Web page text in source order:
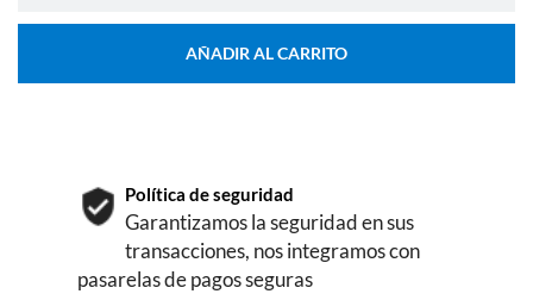
AÑADIR AL CARRITO
Política de seguridad
Garantizamos la seguridad en sus
transacciones, nos integramos con
pasarelas de pagos seguras